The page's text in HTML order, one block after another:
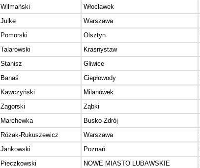
Wilmański
Włocławek
Julke
Warszawa
Pomorski Olsztyn
Talarowski
Krasnystaw
Stanisz
Gliwice
Banaś Ciepłowody
Kawczyński
Milanówek
Zagorski
Ząbki
Marchewka
Busko-Zdrój
Różak-Rukuszewicz Warszawa
Jankowski Poznań
Pieczkowski NOWE MIASTO LUBAWSKIE